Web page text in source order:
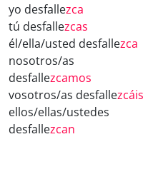
yo desfallezca
tú desfallezcas
él/ella/usted desfallezca
nosotros/as
desfallezcamos
vosotros/as desfallezcáis
ellos/ellas/ustedes
desfallezcan